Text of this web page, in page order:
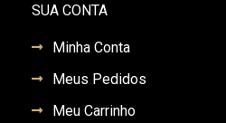
SUA CONTA
Minha Conta
Meus Pedidos
Meu Carrinho